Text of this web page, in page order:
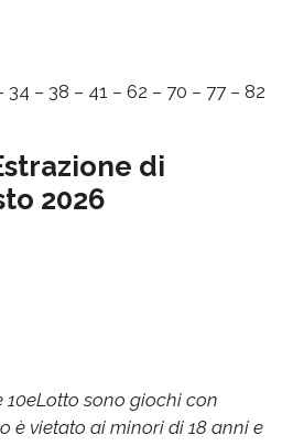
34 – 38 – 41 – 62 – 70 – 77 – 82
di
2026
10eLotto sono giochi con
è vietato ai minori di 18 anni e